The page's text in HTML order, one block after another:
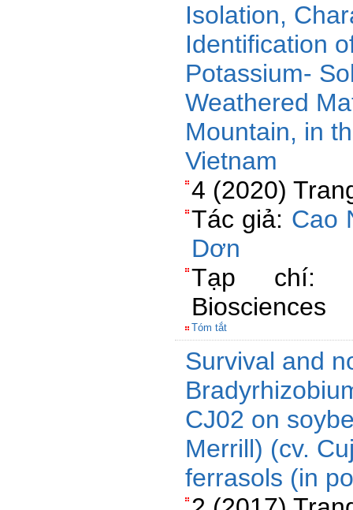
Isolation,
Identification
Potassium-
Weathered
Mountain, in
Vietnam
4 (2020)
Tác giả: Cao
Dơn
Tạp chí:
Biosciences
Tóm tắt
Survival and
CJ02 on
Merrill) (cv.
ferrasols (in